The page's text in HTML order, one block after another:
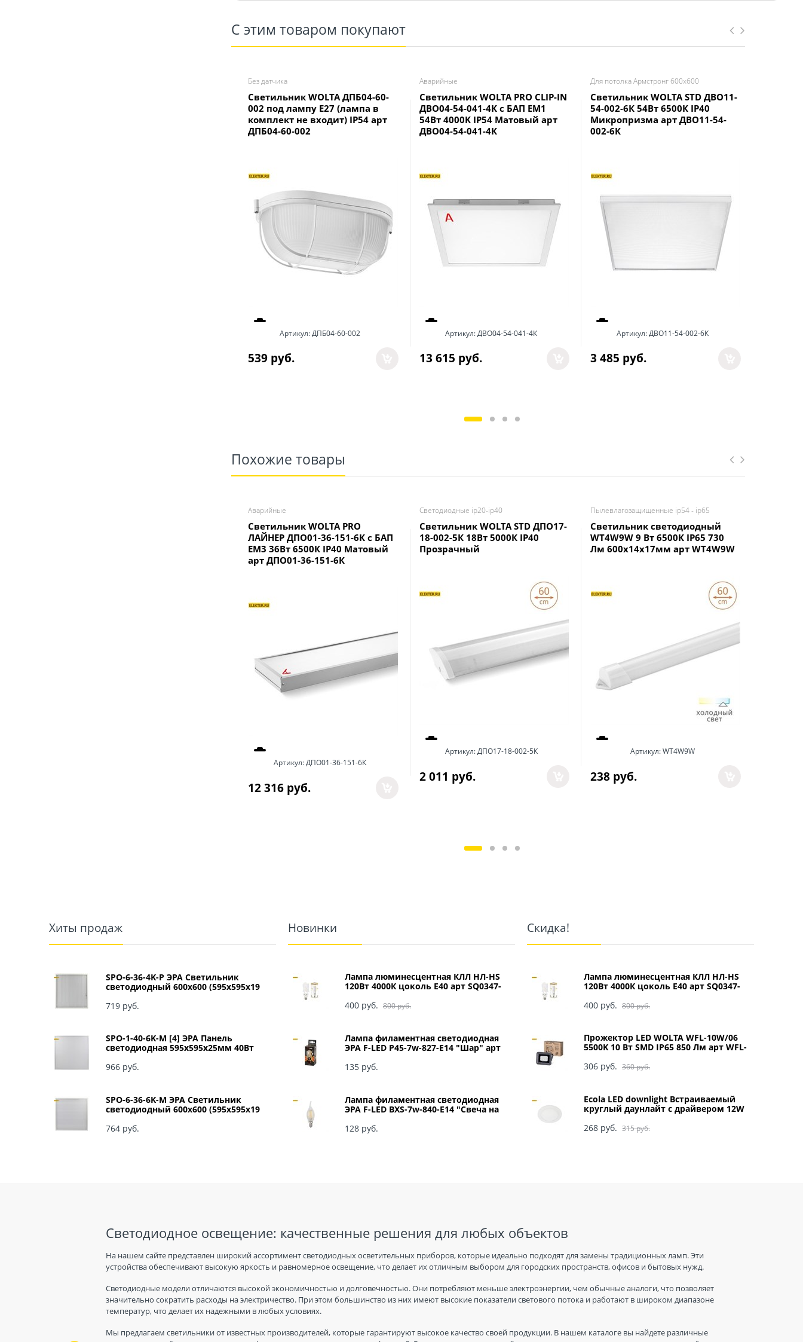
С этим товаром покупают
Без датчика
Светильник WOLTA ДПБ04-60-
002 под лампу E27 (лампа в
комплект не вxодит) IP54 арт
ДПБ04-60-002
Артикул:ДПБ04-60-002
539 руб.
Аварийные
Светильник WOLTA PRO CLIP-IN
ДВО04-54-041-4К с БАП EM1
54Вт 4000K IP54 Матовый арт
ДВО04-54-041-4К
Артикул:ДВО04-54-041-4К
13 615 руб.
Для потолка Армстронг 600х600
Светильник WOLTA STD ДВО11-
54-002-6К 54Вт 6500К IP40
Микропризма арт ДВО11-54-
002-6К
Артикул:ДВО11-54-002-6К
3 485 руб.
Похожие товары
Аварийные
Светильник WOLTA PRO
ЛАЙНЕР ДПО01-36-151-6К с БАП
EM3 36Вт 6500К IP40 Матовый
арт ДПО01-36-151-6К
Артикул:ДПО01-36-151-6К
12 316 руб.
Светодиодные ip20-ip40
Светильник WOLTA STD ДПО17-
18-002-5К 18Вт 5000К IP40
Прозрачный
Артикул:ДПО17-18-002-5К
2 011 руб.
Пылевлагозащищенные ip54 - ip65
Светильник светодиодный
WT4W9W 9 Вт 6500К IP65 730
Лм 600x14x17мм арт WT4W9W
Артикул:WT4W9W
238 руб.
Хиты продаж
SPO-6-36-4K-P ЭРА Светильник
светодиодный 600х600 (595x595x19
Призма Б0039057
719 руб.
SPO-1-40-6K-M [4] ЭРА Панель
светодиодная 595x595x25мм 40Вт
966 руб.
SPO-6-36-6K-M ЭРА Светильник
светодиодный 600х600 (595x595x19
Матовый Б0039318
764 руб.
Новинки
Лампа люминесцентная КЛЛ НЛ-HS
120Вт 4000К цоколь Е40 арт SQ0347-
800 руб.
400 руб.
Лампа филаментная светодиодная
ЭРА F-LED P45-7w-827-E14 "Шар" арт
135 руб.
Лампа филаментная светодиодная
ЭРА F-LED BXS-7w-840-E14 "Свеча на
128 руб.
Скидка!
Лампа люминесцентная КЛЛ НЛ-HS
120Вт 4000К цоколь Е40 арт SQ0347-
800 руб.
400 руб.
Прожектор LED WOLTA WFL-10W/06
5500K 10 Вт SMD IP65 850 Лм арт WFL-
360 руб.
306 руб.
Ecola LED downlight Встраиваемый
круглый даунлайт с драйвером 12W
315 руб.
268 руб.
Светодиодное освещение: качественные решения для любых объектов
На нашем сайте представлен широкий ассортимент светодиодных осветительных приборов, которые идеально подходят для замены традиционных ламп. Эти
устройства обеспечивают высокую яркость и равномерное освещение, что делает их отличным выбором для городских пространств, офисов и бытовых нужд.
Светодиодные модели отличаются высокой экономичностью и долговечностью. Они потребляют меньше электроэнергии, чем обычные аналоги, что позволяет
значительно сократить расходы на электричество. При этом большинство из них имеют высокие показатели светового потока и работают в широком диапазоне
температур, что делает их надежными в любых условиях.
Мы предлагаем светильники от известных производителей, которые гарантируют высокое качество своей продукции. В нашем каталоге вы найдете различные